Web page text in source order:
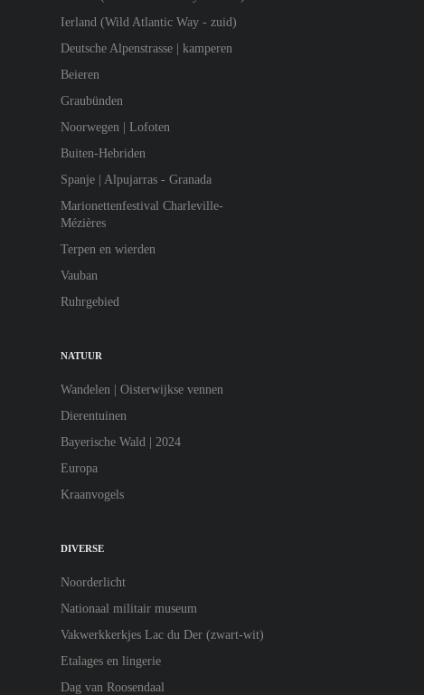
Ierland (Wild Atlantic Way - zuid)
Deutsche Alpenstrasse | kamperen
Beieren
Graubünden
Noorwegen | Lofoten
Buiten-Hebriden
Spanje | Alpujarras - Granada
Marionettenfestival Charleville-
Mézières
Terpen en wierden
Vauban
Ruhrgebied
NATUUR
Wandelen | Oisterwijkse vennen
Dierentuinen
Bayerische Wald | 2024
Europa
Kraanvogels
DIVERSE
Noorderlicht
Nationaal militair museum
Vakwerkkerkjes Lac du Der (zwart-wit)
Etalages en lingerie
Dag van Roosendaal